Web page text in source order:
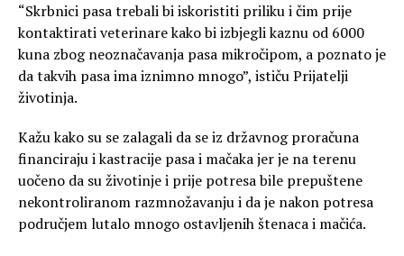
“Skrbnici pasa trebali bi iskoristiti priliku i čim prije
kontaktirati veterinare kako bi izbjegli kaznu od 6000
kuna zbog neoznačavanja pasa mikročipom, a poznato je
da takvih pasa ima iznimno mnogo”, ističu Prijatelji
životinja.
Kažu kako su se zalagali da se iz državnog proračuna
financiraju i kastracije pasa i mačaka jer je na terenu
uočeno da su životinje i prije potresa bile prepuštene
nekontroliranom razmnožavanju i da je nakon potresa
područjem lutalo mnogo ostavljenih štenaca i mačića.